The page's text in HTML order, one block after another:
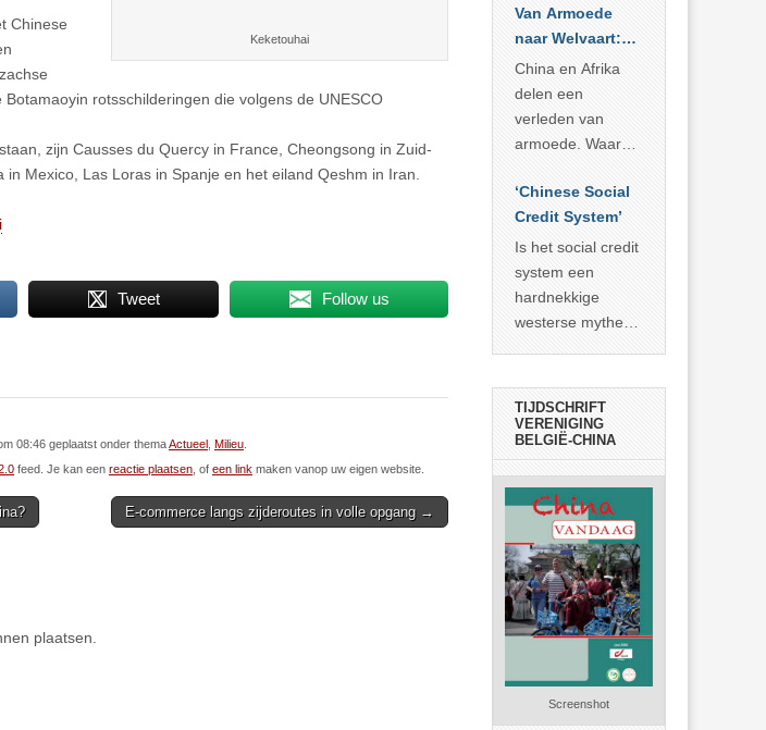
Keketouhai
Chinese
rotsschilderingen die volgens de UNESCO
zijn Causses du Quercy in France, Cheongsong in Zuid-
Mexico, Las Loras in Spanje en het eiland Qeshm in Iran.
Tweet Follow us
08:46 geplaatst onder themaActueel Milieu
feed. Je kan een reactie plaatsen , of een link maken vanop uw eigen website.
E-commerce langs zijderoutes in volle opgang →
plaatsen.
Sociale
Wetenschappen
afnam van de
Britse
marxistische
econoom Michael
zien dat
… >> lees meer
Van Armoede
naar Welvaart:
Wat Afrika kan
leren van
China’s
economisch
China en Afrika
delen een
verleden van
armoede. Waar
voorbije veertig
jaar in slaagde
meer dan 800
miljoen mensen
uit de armoede
… >> lees meer
‘Chinese Social
Credit System’
Is het social credit
system een
hardnekkige
westerse mythe of
TIJDSCHRIFT
VERENIGING
BELGIË-CHINA
Screenshot